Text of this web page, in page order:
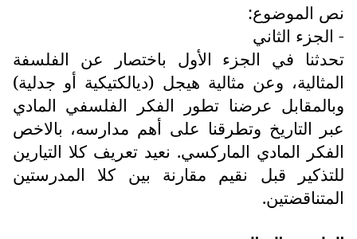
نص الموضوع:
- الجزء الثاني
تحدثنا في الجزء الأول باختصار عن الفلسفة
المثالية، وعن مثالية هيجل (ديالكتيكية أو جدلية)
وبالمقابل عرضنا تطور الفكر الفلسفي المادي
عبر التاريخ وتطرقنا على أهم مدارسه، بالاخص
الفكر المادي الماركسي. نعيد تعريف كلا التيارين
للتذكير قبل نقيم مقارنة بين كلا المدرستين
المتناقضتين.